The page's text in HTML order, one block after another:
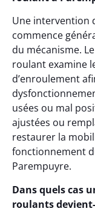
Une intervention
commence
du mécanisme.
roulant examine
d’enroulement
usées ou mal
ajustées ou
restaurer la
fonctionnement
Parempuyre.
Dans quels cas
roulants